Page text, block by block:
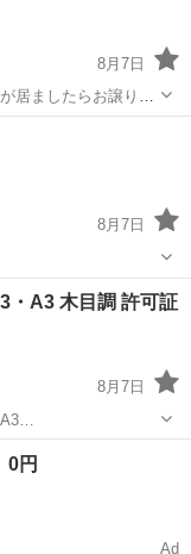
8月7日
居ましたらお譲りい
す、日程は調整出来
8月7日
・A3 木目調 許可証
8月7日
円
Ad